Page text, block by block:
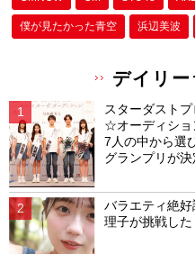
僕が⾒たかった⻘空 浜辺美波
デイリ
スターダスト
☆オーディショ
7人の中から選
グランプリが決
バラエティ絶
理子が挑戦した